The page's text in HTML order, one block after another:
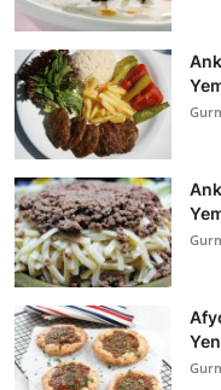
İçecek Kültürü &
Popüler Kültür &
Mutfak Temizliği &
Anne & Bebek
Mutfak Sırları &
Gıda Sözlüğü & Nedir?
Yemek Tarifleri &